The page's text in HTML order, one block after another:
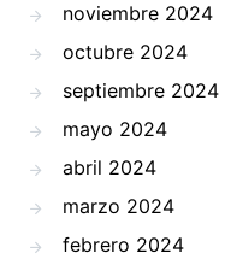
noviembre 2024
octubre 2024
septiembre 2024
mayo 2024
abril 2024
marzo 2024
febrero 2024